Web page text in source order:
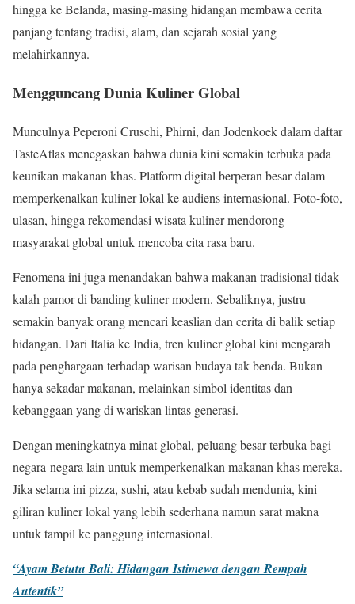
hingga ke Belanda, masing-masing hidangan membawa cerita
panjang tentang tradisi, alam, dan sejarah sosial yang
melahirkannya.
Mengguncang Dunia Kuliner Global
Munculnya Peperoni Cruschi, Phirni, dan Jodenkoek dalam daftar
TasteAtlas menegaskan bahwa dunia kini semakin terbuka pada
keunikan makanan khas. Platform digital berperan besar dalam
memperkenalkan kuliner lokal ke audiens internasional. Foto-foto,
ulasan, hingga rekomendasi wisata kuliner mendorong
masyarakat global untuk mencoba cita rasa baru.
Fenomena ini juga menandakan bahwa makanan tradisional tidak
kalah pamor di banding kuliner modern. Sebaliknya, justru
semakin banyak orang mencari keaslian dan cerita di balik setiap
hidangan. Dari Italia ke India, tren kuliner global kini mengarah
pada penghargaan terhadap warisan budaya tak benda. Bukan
hanya sekadar makanan, melainkan simbol identitas dan
kebanggaan yang di wariskan lintas generasi.
Dengan meningkatnya minat global, peluang besar terbuka bagi
negara-negara lain untuk memperkenalkan makanan khas mereka.
Jika selama ini pizza, sushi, atau kebab sudah mendunia, kini
giliran kuliner lokal yang lebih sederhana namun sarat makna
untuk tampil ke panggung internasional.
“Ayam Betutu Bali: Hidangan Istimewa dengan Rempah
Autentik”